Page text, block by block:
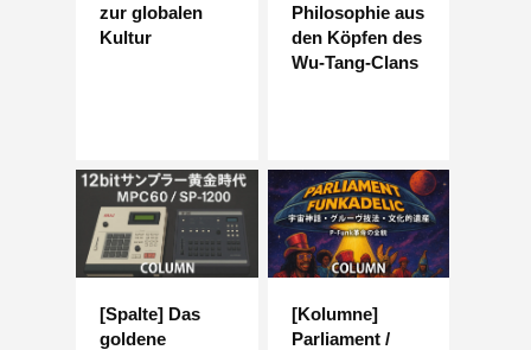
zur globalen
Kultur
Philosophie aus
den Köpfen des
Wu-Tang-Clans
[Spalte] Das
goldene
[Kolumne]
Parliament /